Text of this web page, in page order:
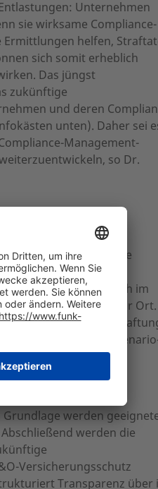
Unternehmen
sie wirksame Compliance-
helfen,
sich somit erheblich
Das jüngst
zukünftige
und deren
unten). Daher sei
Management-
so Dr.
wird die
Unternehmen
auch im
bei Unternehmen vor
Innen- und
abgeleitet. Eine
Check ab. In ihr
das wirtschaftliche
werden
werden die
Versicherungsschutz
Transparenz über